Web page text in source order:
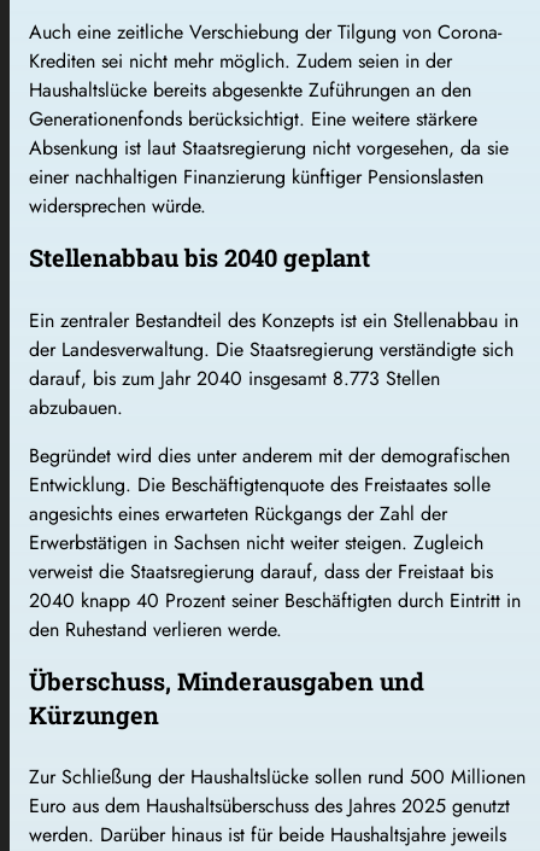
Auch eine zeitliche Verschiebung der Tilgung von Corona-
Krediten sei nicht mehr möglich. Zudem seien in der
Haushaltslücke bereits abgesenkte Zuführungen an den
Generationenfonds berücksichtigt. Eine weitere stärkere
Absenkung ist laut Staatsregierung nicht vorgesehen, da sie
einer nachhaltigen Finanzierung künftiger Pensionslasten
widersprechen würde.
Stellenabbau bis 2040 geplant
Ein zentraler Bestandteil des Konzepts ist ein Stellenabbau in
der Landesverwaltung. Die Staatsregierung verständigte sich
darauf, bis zum Jahr 2040 insgesamt 8.773 Stellen
abzubauen.
Begründet wird dies unter anderem mit der demografischen
Entwicklung. Die Beschäftigtenquote des Freistaates solle
angesichts eines erwarteten Rückgangs der Zahl der
Erwerbstätigen in Sachsen nicht weiter steigen. Zugleich
verweist die Staatsregierung darauf, dass der Freistaat bis
2040 knapp 40 Prozent seiner Beschäftigten durch Eintritt in
den Ruhestand verlieren werde.
Überschuss, Minderausgaben und
Kürzungen
Zur Schließung der Haushaltslücke sollen rund 500 Millionen
Euro aus dem Haushaltsüberschuss des Jahres 2025 genutzt
werden. Darüber hinaus ist für beide Haushaltsjahre jeweils